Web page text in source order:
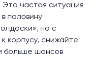
Это частая ситуация
половину
но с
корпусу, снижайте
больше шансов